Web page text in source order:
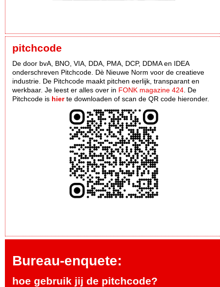
pitchcode
De door bvA, BNO, VIA, DDA, PMA, DCP, DDMA en IDEA
onderschreven Pitchcode. Dè Nieuwe Norm voor de creatieve
industrie. De Pitchcode maakt pitchen eerlijk, transparant en
werkbaar. Je leest er alles over in FONK magazine 424 . De
Pitchcode is hierte downloaden of scan de QR code hieronder.
Bureau-enquete:
hoe gebruik jij de pitchcode?